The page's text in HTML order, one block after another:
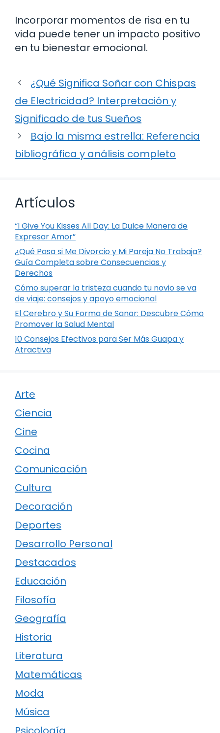
Incorporar momentos de risa en tu
vida puede tener un impacto positivo
en tu bienestar emocional.
¿Qué Significa Soñar con Chispas
de Electricidad? Interpretación y
Significado de tus Sueños
Bajo la misma estrella: Referencia
bibliográfica y análisis completo
Artículos
“I Give You Kisses All Day: La Dulce Manera de
Expresar Amor”
¿Qué Pasa si Me Divorcio y Mi Pareja No Trabaja?
Guía Completa sobre Consecuencias y
Derechos
Cómo superar la tristeza cuando tu novio se va
de viaje: consejos y apoyo emocional
El Cerebro y Su Forma de Sanar: Descubre Cómo
Promover la Salud Mental
10 Consejos Efectivos para Ser Más Guapa y
Atractiva
Arte
Ciencia
Cine
Cocina
Comunicación
Cultura
Decoración
Deportes
Desarrollo Personal
Destacados
Educación
Filosofía
Geografía
Historia
Literatura
Matemáticas
Moda
Música